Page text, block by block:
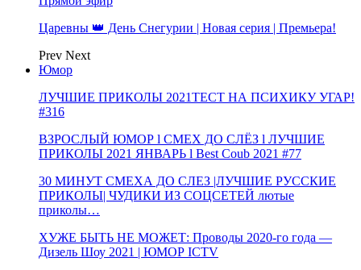
Царевны 👑 День Снегурии | Новая серия | Премьера!
Prev Next
Юмор
ЛУЧШИЕ ПРИКОЛЫ 2021ТЕСТ НА ПСИХИКУ УГАР!
#316
ВЗРОСЛЫЙ ЮМОР l СМЕХ ДО СЛЁЗ l ЛУЧШИЕ
ПРИКОЛЫ 2021 ЯНВАРЬ l Best Coub 2021 #77
30 МИНУТ СМЕХА ДО СЛЕЗ |ЛУЧШИЕ РУССКИЕ
ПРИКОЛЫ| ЧУДИКИ ИЗ СОЦСЕТЕЙ лютые
приколы…
ХУЖЕ БЫТЬ НЕ МОЖЕТ: Проводы 2020-го года —
Дизель Шоу 2021 | ЮМОР ICTV